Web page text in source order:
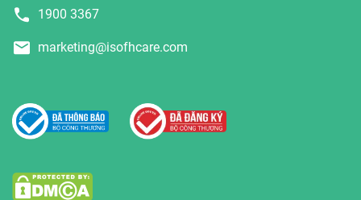
1900 3367
marketing@isofhcare.com